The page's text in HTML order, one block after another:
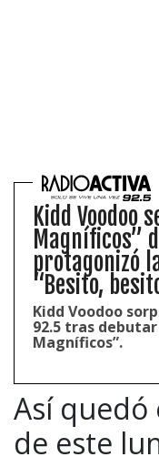
Kidd Voodoo
Magníficos”
protagonizó
“Besito,
Kidd Voodoo
92.5 tras
Magníficos”.
Así
de este